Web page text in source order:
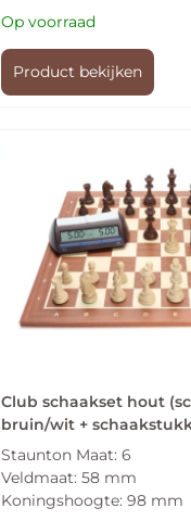
Op voorraad
Product bekijken
Club schaakset hout
bruin/wit +
Staunton Maat: 6
Veldmaat: 58 mm
Koningshoogte: 98 mm